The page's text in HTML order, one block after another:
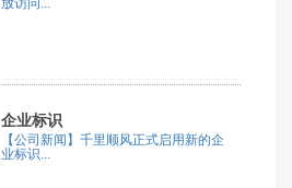
放访问...
企业标识
【公司新闻】千里顺风正式启用新的企
业标识...